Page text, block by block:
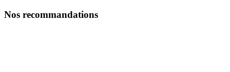
Nos recommandations